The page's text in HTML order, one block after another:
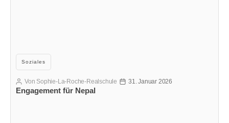
Kategorien
Soziales
Engagement für Nepal
Beitragsautor
Von Sophie-La-Roche-Realschule Veröffentlichungsdatum
31. Januar 2026